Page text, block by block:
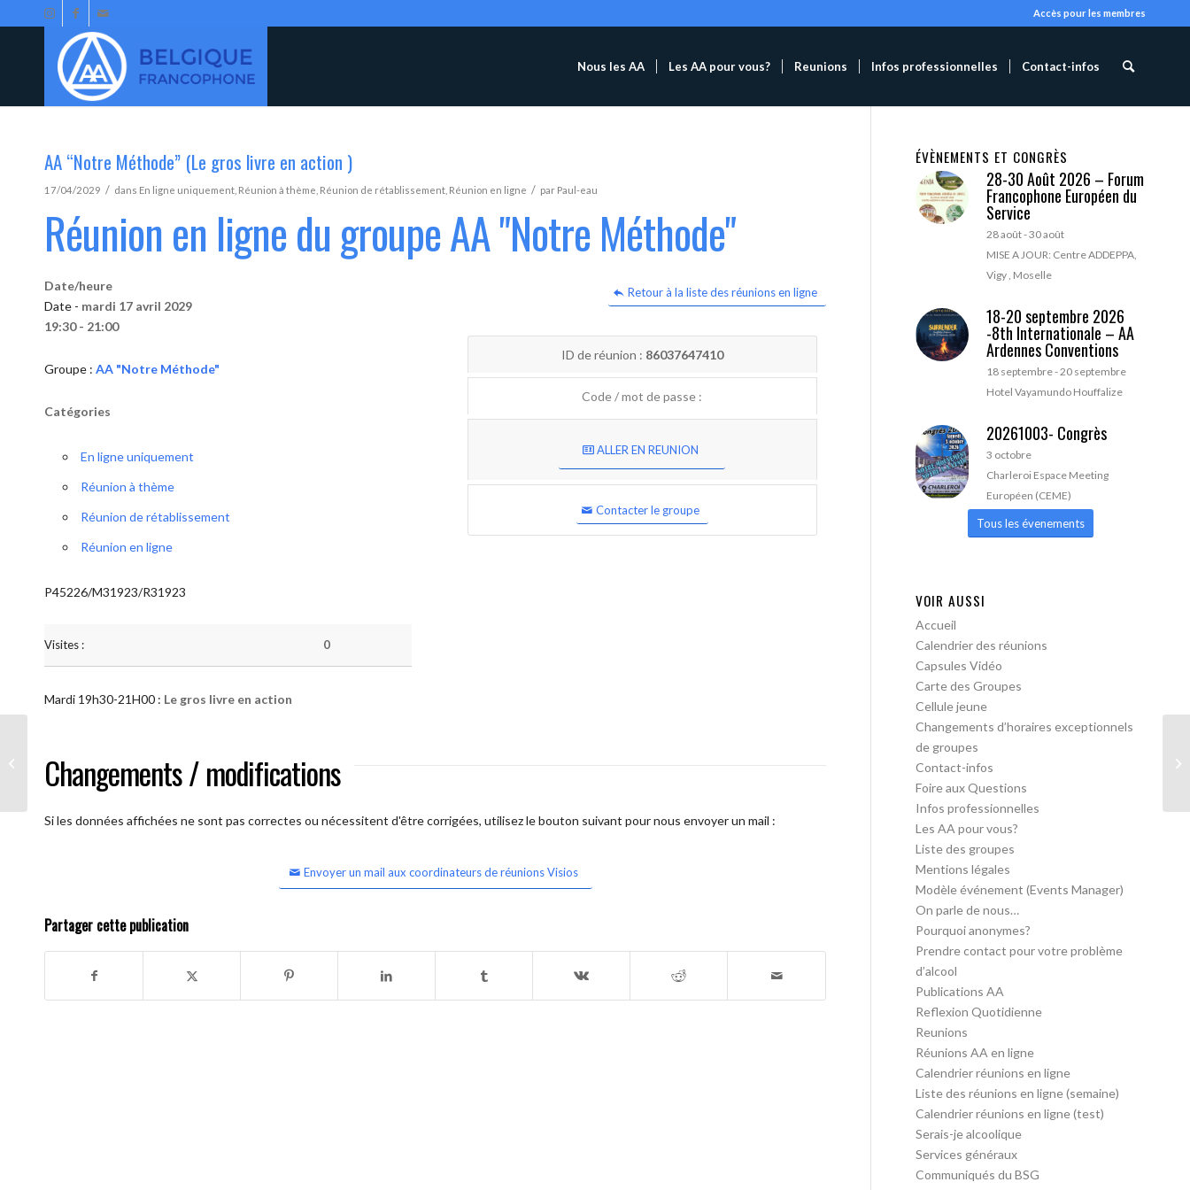
Accès pour les membres
Nous les AA Les AA pour vous? Reunions Infos professionnelles Contact-infos
AA “Notre Méthode” (Le gros livre en action )
17/04/2029 / dans En ligne uniquement Réunion à thème Réunion de rétablissement Réunion en ligne / par Paul-eau
Réunion en ligne du groupe AA "Notre Méthode"
Retour à la liste des réunions en ligne
Date/heure
Date - mardi 17 avril 2029
19:30 - 21:00
Groupe : AA "Notre Méthode"
Catégories
En ligne uniquement
Réunion à thème
Réunion de rétablissement
Réunion en ligne
P45226/M31923/R31923
Visites : 0
ID de réunion : 86037647410
Code / mot de passe :
ALLER EN REUNION
Contacter le groupe
Mardi 19h30-21H00 : Le gros livre en action
Changements / modifications
Si les données affichées ne sont pas correctes ou nécessitent d'être corrigées, utilisez le bouton suivant pour nous envoyer un mail :
Envoyer un mail aux coordinateurs de réunions Visios
Partager cette publication
ÉVÈNEMENTS ET CONGRÈS
28-30 Août 2026 – Forum
Francophone Européen du
Service
28 août-30 août
MISE A JOUR: Centre ADDEPPA,
Vigy , Moselle
18-20 septembre 2026
-8th Internationale – AA
Ardennes Conventions
18 septembre-20 septembre
Hotel Vayamundo Houffalize
20261003- Congrès
3 octobre
Charleroi Espace Meeting
Européen (CEME)
Tous les évenements
VOIR AUSSI
Accueil
Calendrier des réunions
Capsules Vidéo
Carte des Groupes
Cellule jeune
Changements d’horaires exceptionnels
de groupes
Contact-infos
Foire aux Questions
Infos professionnelles
Les AA pour vous?
Liste des groupes
Mentions légales
Modèle événement (Events Manager)
On parle de nous…
Pourquoi anonymes?
Prendre contact pour votre problème
d’alcool
Publications AA
Reflexion Quotidienne
Reunions
Réunions AA en ligne
Calendrier réunions en ligne
Liste des réunions en ligne (semaine)
Calendrier réunions en ligne (test)
Serais-je alcoolique
Services généraux
Communiqués du BSG
action )